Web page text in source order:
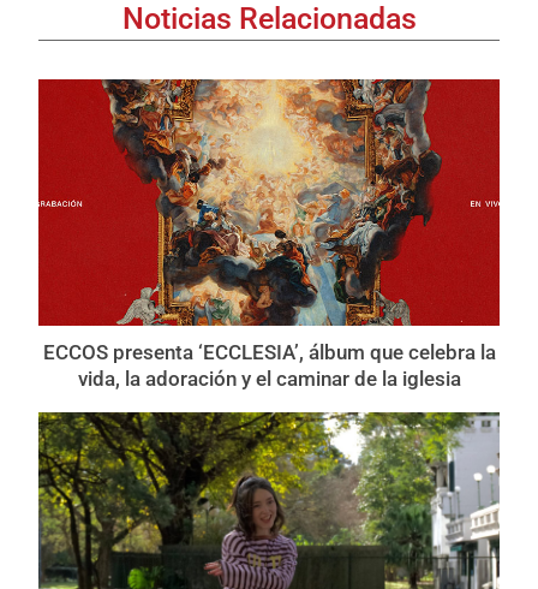
Noticias Relacionadas
ECCOS presenta ‘ECCLESIA’, álbum que celebra la
vida, la adoración y el caminar de la iglesia